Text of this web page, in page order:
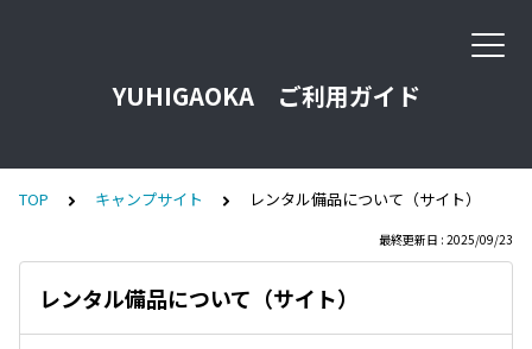
YUHIGAOKA ご利用ガイド
TOP キャンプサイト レンタル備品について（サイト）
最終更新日 : 2025/09/23
レンタル備品について（サイト）